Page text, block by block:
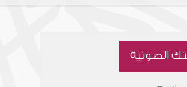
الصوتية